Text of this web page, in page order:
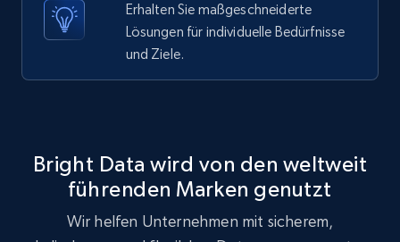
Asin, URL, Name, Sponsored, Initial price, Final
price, Currency, Sold, and more.
Target
URL, Product id, Title, Product description,
Rating, Reviews count, Initial price, Discount,
Erhalten Sie maßgeschneiderte
Lösungen für individuelle Bedürfnisse
und Ziele.
Bright Data wird von den weltweit
führenden Marken genutzt
Wir helfen Unternehmen mit sicherem,